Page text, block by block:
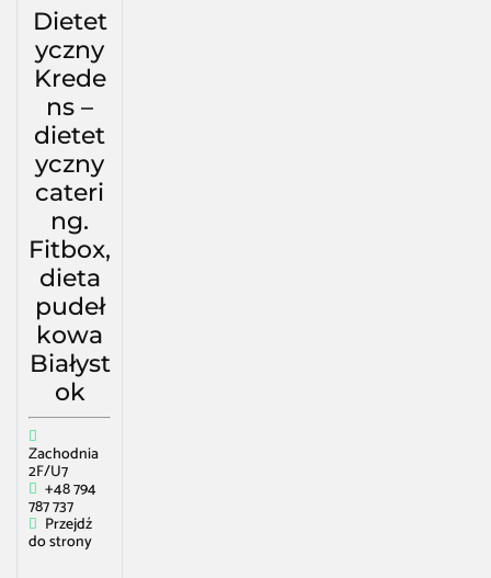
Dietet
yczny
Krede
ns –
dietet
yczny
cateri
ng.
Fitbox,
dieta
pudeł
kowa
Białyst
ok
Zachodnia
2F/U7
+48 794
787 737
Przejdź
do strony